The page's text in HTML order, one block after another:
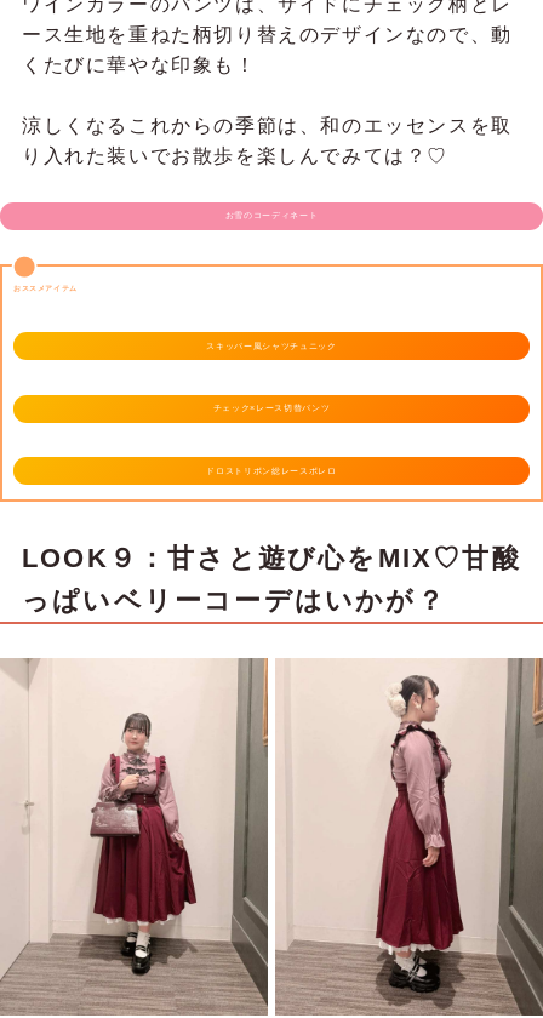
ース生地を重ねた柄切り替えのデザインなので、動
くたびに華やな印象も！
涼しくなるこれからの季節は、和のエッセンスを取
り入れた装いでお散歩を楽しんでみては？♡
お雪のコーディネート
おススメアイテム
スキッパー風シャツチュニック
チェック×レース切替パンツ
ドロストリボン総レースボレロ
LOOK９：甘さと遊び心をMIX♡甘酸
っぱいベリーコーデはいかが？